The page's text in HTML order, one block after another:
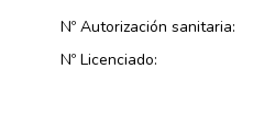
Nº Autorización sanitaria:
Nº Licenciado: